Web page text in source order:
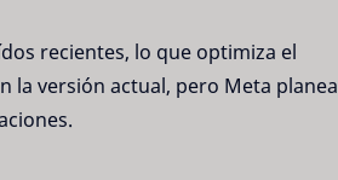
recientes, lo que optimiza el
la versión actual, pero Meta planea